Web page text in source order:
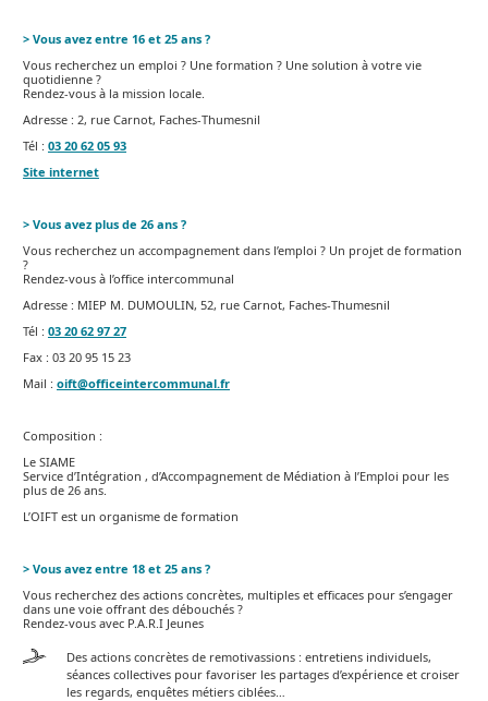
> Vous avez entre 16 et 25 ans ?
Vous recherchez un emploi ? Une formation ? Une solution à votre vie
quotidienne ?
Rendez-vous à la mission locale.
Adresse : 2, rue Carnot, Faches-Thumesnil
Tél : 03 20 62 05 93
Site internet
> Vous avez plus de 26 ans ?
Vous recherchez un accompagnement dans l’emploi ? Un projet de formation
?
Rendez-vous à l’office intercommunal
Adresse : MIEP M. DUMOULIN, 52, rue Carnot, Faches-Thumesnil
Tél : 03 20 62 97 27
Fax : 03 20 95 15 23
Mail : oift@officeintercommunal.fr
Composition :
Le SIAME
Service d’Intégration , d’Accompagnement de Médiation à l’Emploi pour les
plus de 26 ans.
L’OIFT est un organisme de formation
> Vous avez entre 18 et 25 ans ?
Vous recherchez des actions concrètes, multiples et efficaces pour s’engager
dans une voie offrant des débouchés ?
Rendez-vous avec P.A.R.I Jeunes
Des actions concrètes de remotivassions : entretiens individuels,
séances collectives pour favoriser les partages d’expérience et croiser
les regards, enquêtes métiers ciblées…